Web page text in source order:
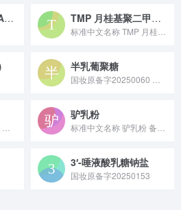
海菜花(OTTELIA ACUMINATA)提取物 TMP 月桂基聚二甲基硅氧烷
半乳葡聚糖
驴乳粉
3′-唾液酸乳糖钠盐
国妆原备字20250153